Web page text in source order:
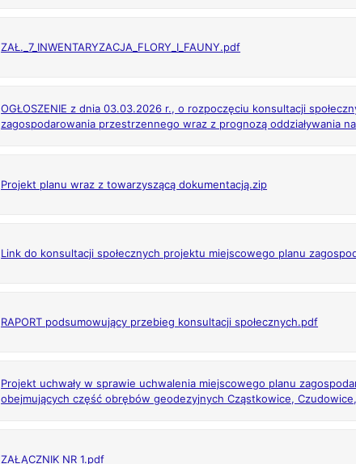
ZAŁ._7_INWENTARYZACJA_FLORY_I_FAUNY.pdf
OGŁOSZENIE z dnia 03.03.2026 r., o rozpoczęciu konsultacji
zagospodarowania przestrzennego wraz z prognozą oddziaływania
Projekt planu wraz z towarzyszącą dokumentacją.zip
Link do konsultacji społecznych projektu miejscowego planu
RAPORT podsumowujący przebieg konsultacji społecznych.pdf
Projekt uchwały w sprawie uchwalenia miejscowego planu
obejmujących część obrębów geodezyjnych Cząstkowice,
ZAŁĄCZNIK NR 1.pdf